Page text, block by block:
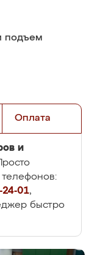
подъем
Оплата
и
24-01,
быстро